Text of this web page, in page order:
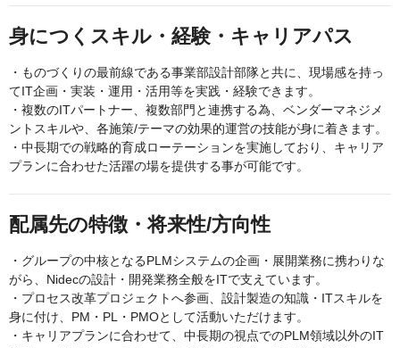
身につくスキル・経験・キャリアパス
・ものづくりの最前線である事業部設計部隊と共に、現場感を持っ
てIT企画・実装・運用・活用等を実践・経験できます。
・複数のITパートナー、複数部門と連携する為、ベンダーマネジメ
ントスキルや、各施策/テーマの効果的運営の技能が身に着きます。
・中長期での戦略的育成ローテーションを実施しており、キャリア
プランに合わせた活躍の場を提供する事が可能です。
配属先の特徴・将来性/方向性
・グループの中核となるPLMシステムの企画・展開業務に携わりな
がら、Nidecの設計・開発業務全般をITで支えています。
・プロセス改革プロジェクトへ参画、設計製造の知識・ITスキルを
身に付け、PM・PL・PMOとして活動いただけます。
・キャリアプランに合わせて、中長期の視点でのPLM領域以外のIT